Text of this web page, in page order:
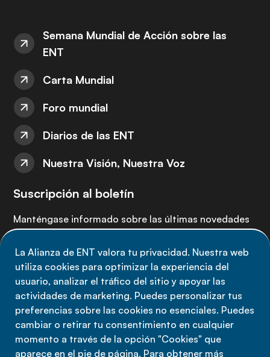
La Alianza de ENT valora tu privacidad. Nuestra web
utiliza cookies para optimizar la experiencia del
usuario, analizar el tráfico del sitio y apoyar las
actividades de marketing. Puedes personalizar tus
preferencias sobre las cookies no esenciales. Puedes
cambiar o retirar tu consentimiento en cualquier
momento a través de la opción "Cookies" que
aparece en el pie de página. Para obtener más
Semana Mundial de Acción sobre las
ENT
Carta Mundial
Foro mundial
Diarios de las ENT
Nuestra Visión, Nuestra Voz
Suscripción al boletín
Manténgase informado sobre las últimas novedades
Suscríbete ahora
Política de privacidad